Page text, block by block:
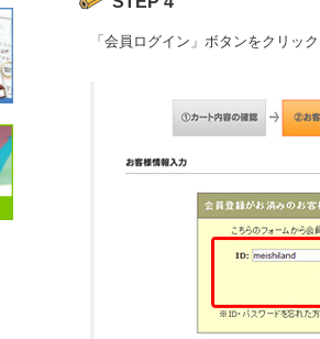
「会員ログイン」ボタンをクリック